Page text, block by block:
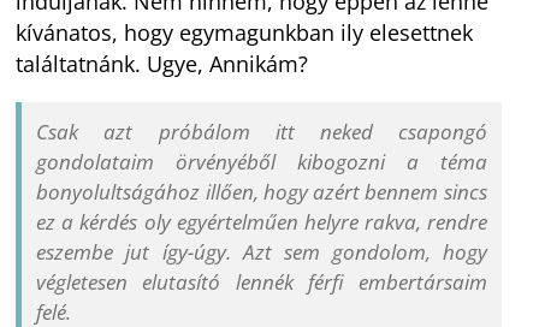
kívánatos, hogy egymagunkban ily elesettnek
találtatnánk. Ugye, Annikám?
Csak azt próbálom itt neked csapongó
gondolataim örvényéből kibogozni a téma
bonyolultságához illően, hogy azért bennem sincs
ez a kérdés oly egyértelműen helyre rakva, rendre
eszembe jut így-úgy. Azt sem gondolom, hogy
végletesen elutasító lennék férfi embertársaim
felé.